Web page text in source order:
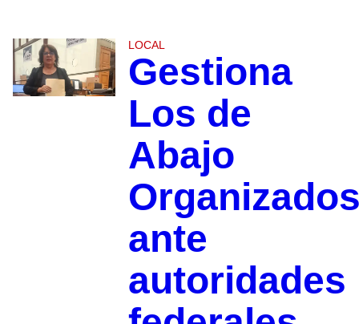
LOCAL
Gestiona
Los de
Abajo
ante
autoridades